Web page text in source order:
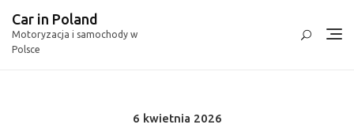
content
Car in Poland
Motoryzacja i samochody w
Polsce
Posted
6 kwietnia 2026